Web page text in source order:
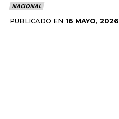
NACIONAL
PUBLICADO EN 16 MAYO, 2026